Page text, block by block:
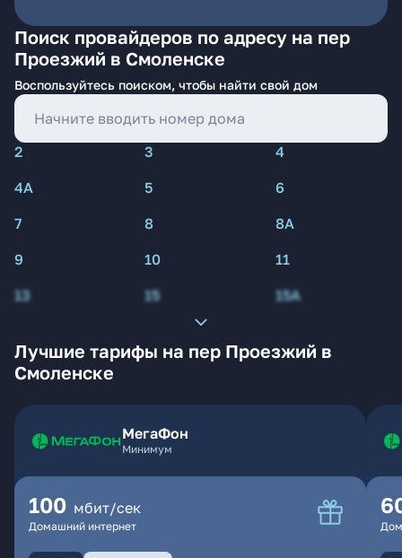
Поиск провайдеров по адресу на пер
Проезжий в Смоленске
Воспользуйтесь поиском, чтобы найти свой дом
2 3
4
4А
5
6
7
8
8А
9
10
11
13
15 15А
Лучшие тарифы на пер Проезжий в
Смоленске
МегаФон
Минимум
100 мбит/сек
Домашний интернет